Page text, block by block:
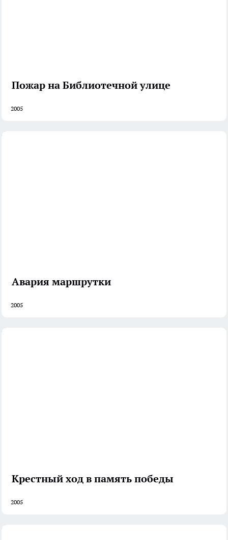
Пожар на Библиотечной улице
2005
Авария маршрутки
2005
Крестный ход в память победы
2005